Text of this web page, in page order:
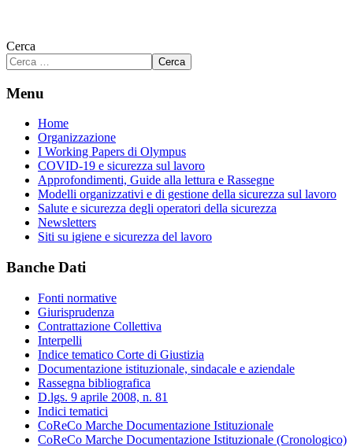
Cerca
Cerca
Menu
Home
Organizzazione
I Working Papers di Olympus
COVID-19 e sicurezza sul lavoro
Approfondimenti, Guide alla lettura e Rassegne
Modelli organizzativi e di gestione della sicurezza sul lavoro
Salute e sicurezza degli operatori della sicurezza
Newsletters
Siti su igiene e sicurezza del lavoro
Banche Dati
Fonti normative
Giurisprudenza
Contrattazione Collettiva
Interpelli
Indice tematico Corte di Giustizia
Documentazione istituzionale, sindacale e aziendale
Rassegna bibliografica
D.lgs. 9 aprile 2008, n. 81
Indici tematici
CoReCo Marche Documentazione Istituzionale
CoReCo Marche Documentazione Istituzionale (Cronologico)